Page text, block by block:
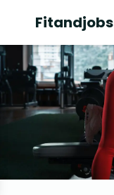
Fitandjobs